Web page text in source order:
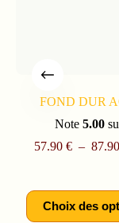
FOND DUR
Note 5.00
57.90€ –
Choix des